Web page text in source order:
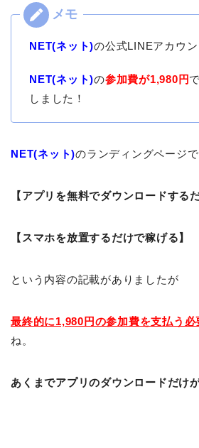
NET(ネット)の公式LINEアカウン
NET(ネット)の参加費が1,980円
しました！
NET(ネット)のランディングページ
【アプリを無料でダウンロードする
【スマホを放置するだけで稼げる】
という内容の記載がありましたが
最終的に1,980円の参加費を支払う必
ね。
あくまでアプリのダウンロードだけ